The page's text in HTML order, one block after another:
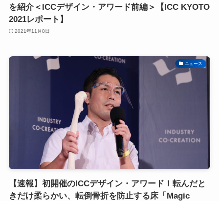
を紹介＜ICCデザイン・アワード前編＞【ICC KYOTO
2021レポート】
2021年11月8日
ニュース
【速報】初開催のICCデザイン・アワード！転んだと
きだけ柔らかい、転倒骨折を防止する床「Magic